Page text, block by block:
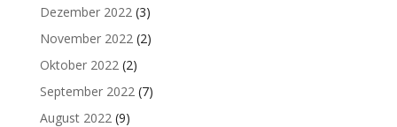
Dezember 2022 (3)
November 2022 (2)
Oktober 2022 (2)
September 2022 (7)
August 2022 (9)